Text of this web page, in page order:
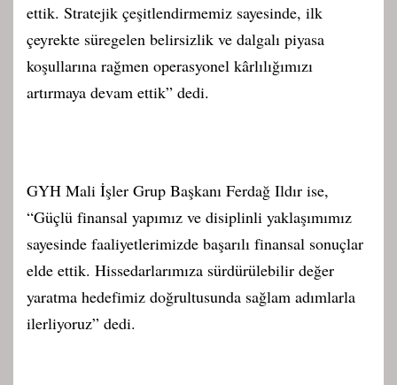
ettik. Stratejik çeşitlendirmemiz sayesinde, ilk
çeyrekte süregelen belirsizlik ve dalgalı piyasa
koşullarına rağmen operasyonel kârlılığımızı
artırmaya devam ettik” dedi.
GYH Mali İşler Grup Başkanı Ferdağ Ildır ise,
“Güçlü finansal yapımız ve disiplinli yaklaşımımız
sayesinde faaliyetlerimizde başarılı finansal sonuçlar
elde ettik. Hissedarlarımıza sürdürülebilir değer
yaratma hedefimiz doğrultusunda sağlam adımlarla
ilerliyoruz” dedi.